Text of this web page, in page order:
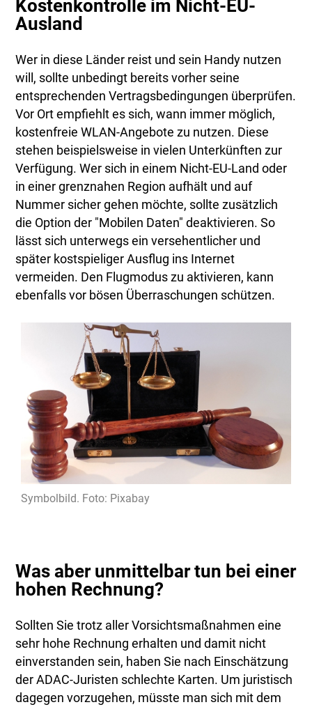
Kostenkontrolle im Nicht-EU-
Ausland
Wer in diese Länder reist und sein Handy nutzen
will, sollte unbedingt bereits vorher seine
entsprechenden Vertragsbedingungen überprüfen.
Vor Ort empfiehlt es sich, wann immer möglich,
kostenfreie WLAN-Angebote zu nutzen. Diese
stehen beispielsweise in vielen Unterkünften zur
Verfügung. Wer sich in einem Nicht-EU-Land oder
in einer grenznahen Region aufhält und auf
Nummer sicher gehen möchte, sollte zusätzlich
die Option der "Mobilen Daten" deaktivieren. So
lässt sich unterwegs ein versehentlicher und
später kostspieliger Ausflug ins Internet
vermeiden. Den Flugmodus zu aktivieren, kann
ebenfalls vor bösen Überraschungen schützen.
Symbolbild. Foto: Pixabay
Was aber unmittelbar tun bei einer
hohen Rechnung?
Sollten Sie trotz aller Vorsichtsmaßnahmen eine
sehr hohe Rechnung erhalten und damit nicht
einverstanden sein, haben Sie nach Einschätzung
der ADAC-Juristen schlechte Karten. Um juristisch
dagegen vorzugehen, müsste man sich mit dem